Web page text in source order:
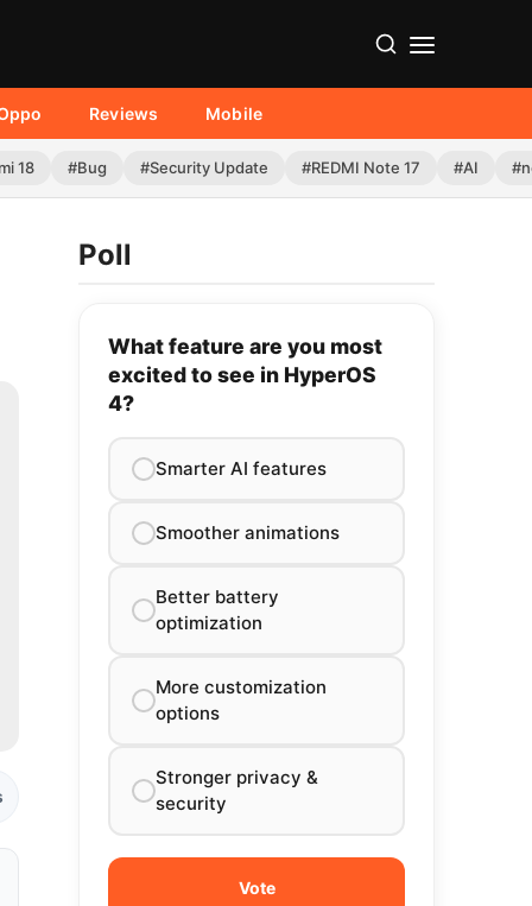
Reviews Mobile
18 #Bug #Security Update #REDMI Note 17 #AI
Poll
What feature are you most
excited to see in HyperOS
4?
Smarter AI features
Smoother animations
Better battery
optimization
More customization
options
Stronger privacy &
security